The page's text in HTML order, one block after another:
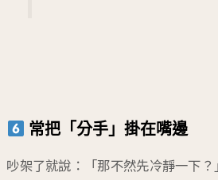
常把「分手」掛在嘴邊
吵架了就說：「那不然先冷靜一下